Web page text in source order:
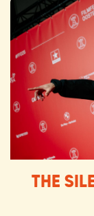
THE